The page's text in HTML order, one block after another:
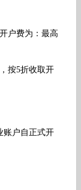
户费为：最高
按5折收取开
账户自正式开